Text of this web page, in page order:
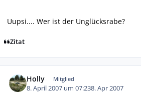
Uupsi.... Wer ist der Unglücksrabe?
Zitat
Holly Mitglied
8. April 2007 um 07:238. Apr 2007